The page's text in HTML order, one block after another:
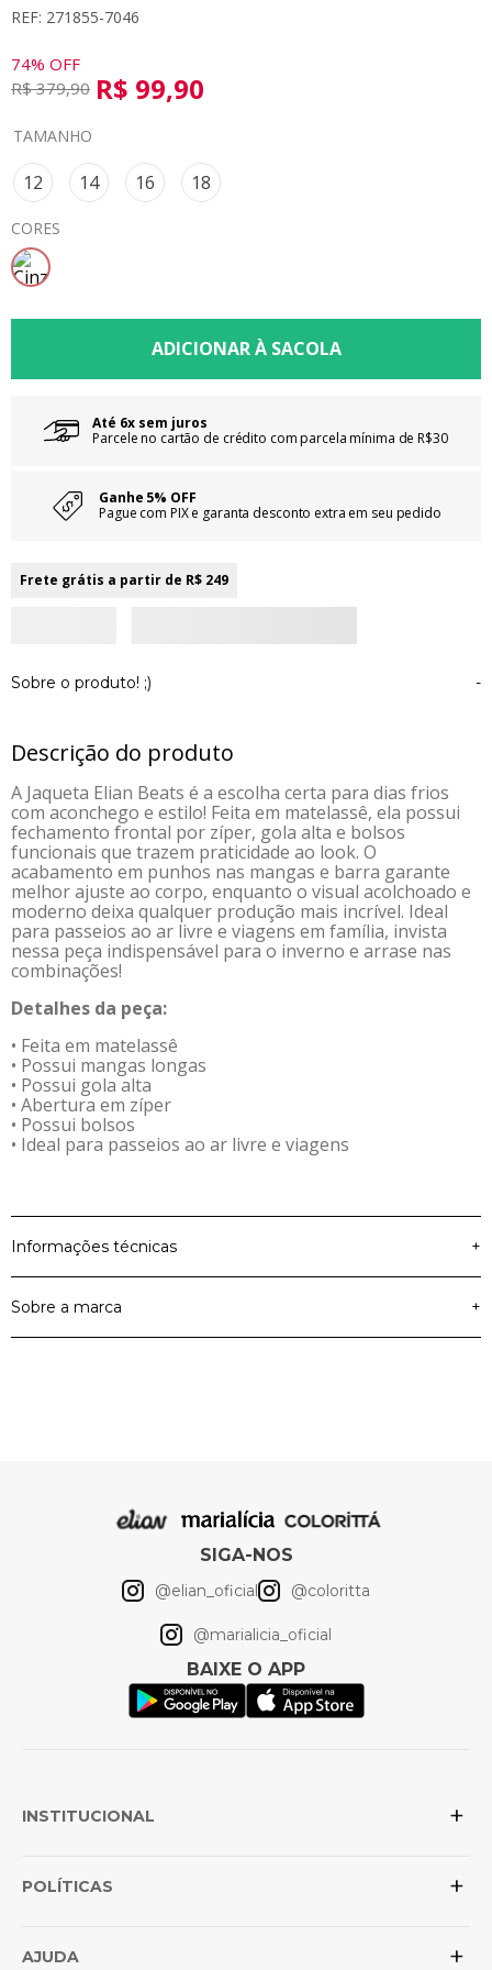
REF: 271855-7046
74% OFF
R$ 379,90 R$ 99,90
TAMANHO
12 14 16 18
CORES
Até 6x sem juros
Parcele no cartão de crédito com parcela mínima de R$30
Ganhe 5% OFF
Pague com PIX e garanta desconto extra em seu pedido
Frete grátis a partir de R$ 249
Sobre o produto! ;) -
Descrição do produto
A Jaqueta Elian Beats é a escolha certa para dias frios
com aconchego e estilo! Feita em matelassê, ela possui
fechamento frontal por zíper, gola alta e bolsos
funcionais que trazem praticidade ao look. O
acabamento em punhos nas mangas e barra garante
melhor ajuste ao corpo, enquanto o visual acolchoado e
moderno deixa qualquer produção mais incrível. Ideal
para passeios ao ar livre e viagens em família, invista
nessa peça indispensável para o inverno e arrase nas
combinações!
Detalhes da peça:
• Feita em matelassê
• Possui mangas longas
• Possui gola alta
• Abertura em zíper
• Possui bolsos
• Ideal para passeios ao ar livre e viagens
Informações técnicas +
Material Principal Matelassê
Sobre a marca +
SIGA-NOS
@elian_oficial @coloritta
@marialicia_oficial
BAIXE O APP
INSTITUCIONAL +
Sobre a Elian
Conheça as marcas
POLÍTICAS +
Política de Privacidade
AJUDA +
8º
calça
9º
10º colorittá